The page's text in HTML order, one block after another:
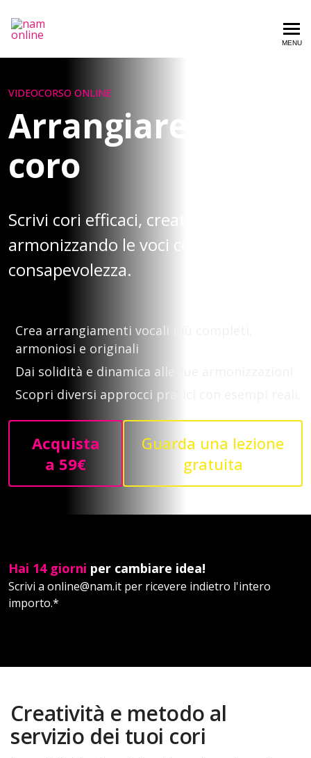
Nam Online MENU
VIDEOCORSO ONLINE
Arrangiare un
coro
Scrivi cori efficaci, creativi e originali,
armonizzando le voci con metodo e
consapevolezza.
Crea arrangiamenti vocali più completi,
armoniosi e originali
Dai solidità e dinamica alle tue armonizzazioni
Scopri diversi approcci pratici con esempi reali.
Acquista
a 59€
Guarda una lezione
gratuita
Hai 14 giorni per cambiare idea!
Scrivi a online@nam.it per ricevere indietro l'intero
importo.*
Creatività e metodo al
servizio dei tuoi cori